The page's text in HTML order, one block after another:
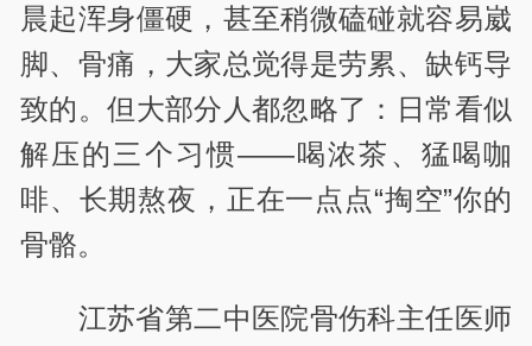
晨起浑身僵硬，甚至稍微磕碰就容易崴
脚、骨痛，大家总觉得是劳累、缺钙导
致的。但大部分人都忽略了：日常看似
解压的三个习惯——喝浓茶、猛喝咖
啡、长期熬夜，正在一点点“掏空”你的
骨骼。
江苏省第二中医院骨伤科主任医师